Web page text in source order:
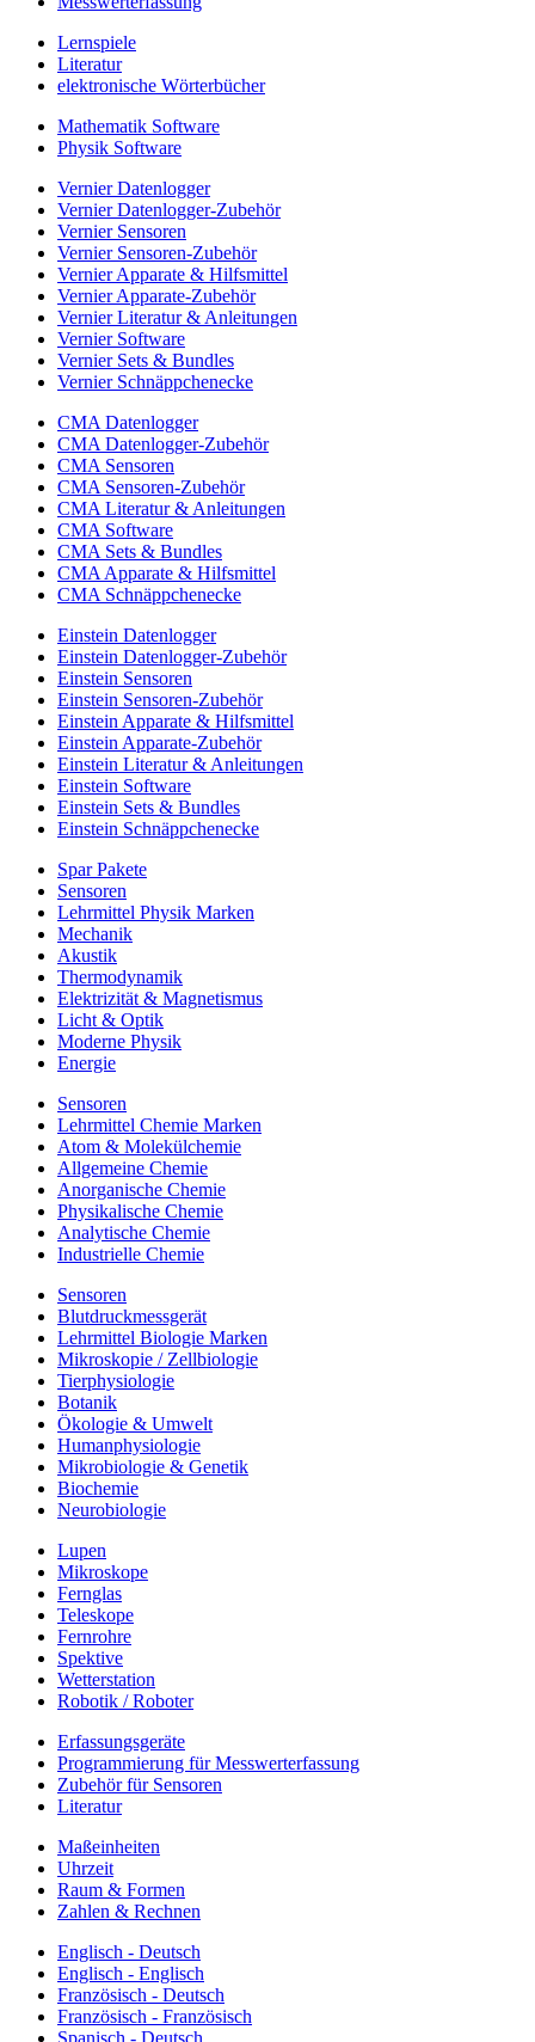
Lernspiele
Literatur
elektronische Wörterbücher
Mathematik Software
Physik Software
Vernier Datenlogger
Vernier Datenlogger-Zubehör
Vernier Sensoren
Vernier Sensoren-Zubehör
Vernier Apparate & Hilfsmittel
Vernier Apparate-Zubehör
Vernier Literatur & Anleitungen
Vernier Software
Vernier Sets & Bundles
Vernier Schnäppchenecke
CMA Datenlogger
CMA Datenlogger-Zubehör
CMA Sensoren
CMA Sensoren-Zubehör
CMA Literatur & Anleitungen
CMA Software
CMA Sets & Bundles
CMA Apparate & Hilfsmittel
CMA Schnäppchenecke
Einstein Datenlogger
Einstein Datenlogger-Zubehör
Einstein Sensoren
Einstein Sensoren-Zubehör
Einstein Apparate & Hilfsmittel
Einstein Apparate-Zubehör
Einstein Literatur & Anleitungen
Einstein Software
Einstein Sets & Bundles
Einstein Schnäppchenecke
Spar Pakete
Sensoren
Lehrmittel Physik Marken
Mechanik
Akustik
Thermodynamik
Elektrizität & Magnetismus
Licht & Optik
Moderne Physik
Energie
Sensoren
Lehrmittel Chemie Marken
Atom & Molekülchemie
Allgemeine Chemie
Anorganische Chemie
Physikalische Chemie
Analytische Chemie
Industrielle Chemie
Sensoren
Blutdruckmessgerät
Lehrmittel Biologie Marken
Mikroskopie / Zellbiologie
Tierphysiologie
Botanik
Ökologie & Umwelt
Humanphysiologie
Mikrobiologie & Genetik
Biochemie
Neurobiologie
Lupen
Mikroskope
Fernglas
Teleskope
Fernrohre
Spektive
Wetterstation
Robotik / Roboter
Erfassungsgeräte
Programmierung für Messwerterfassung
Zubehör für Sensoren
Literatur
Maßeinheiten
Uhrzeit
Raum & Formen
Zahlen & Rechnen
Englisch - Deutsch
Englisch - Englisch
Französisch - Deutsch
Französisch - Französisch
Spanisch - Deutsch